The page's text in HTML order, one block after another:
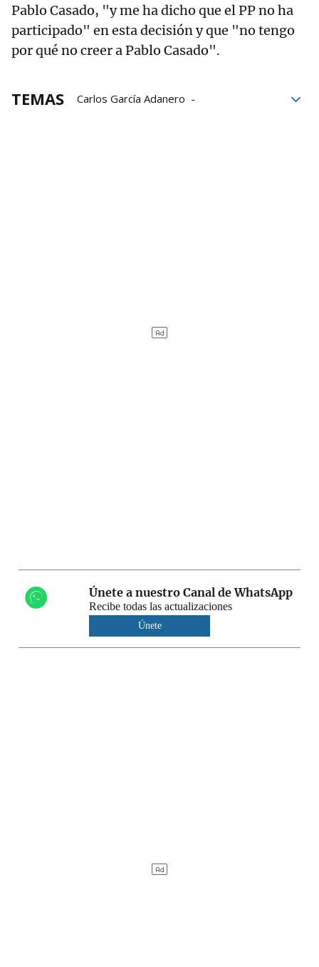
Pablo Casado, "y me ha dicho que el PP no ha
participado" en esta decisión y que "no tengo
por qué no creer a Pablo Casado".
TEMAS
Carlos García Adanero
Únete a nuestro Canal de WhatsApp
Recibe todas las actualizaciones
Únete